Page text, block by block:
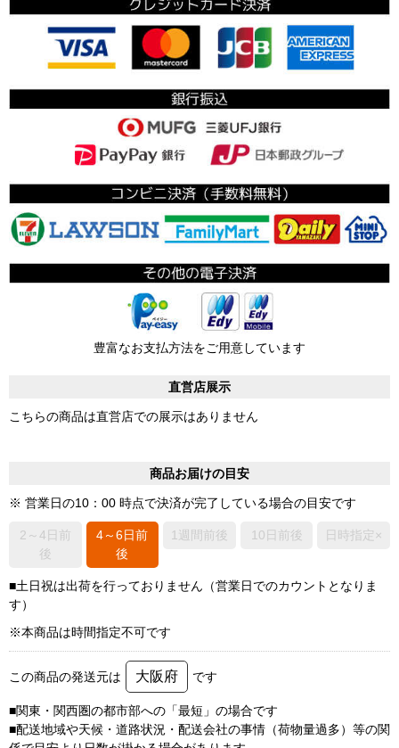
豊富なお支払方法をご用意しています
直営店展示
こちらの商品は直営店での展示はありません
商品お届けの目安
※ 営業日の10：00 時点で決済が完了している場合の目安です
2～4日前
後
4～6日前
後
1週間前後 10日前後 日時指定×
■土日祝は出荷を行っておりません（営業日でのカウントとなりま
す）
※本商品は時間指定不可です
この商品の発送元は 大阪府 です
■関東・関西圏の都市部への「最短」の場合です
■配送地域や天候・道路状況・配送会社の事情（荷物量過多）等の関